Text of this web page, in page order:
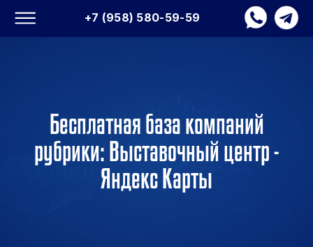
+7 (958) 580-59-59
Бесплатная база компаний
рубрики: Выставочный центр -
Яндекс Карты